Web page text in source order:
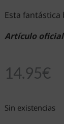
Esta
Artículo
14.95€
Sin existencias